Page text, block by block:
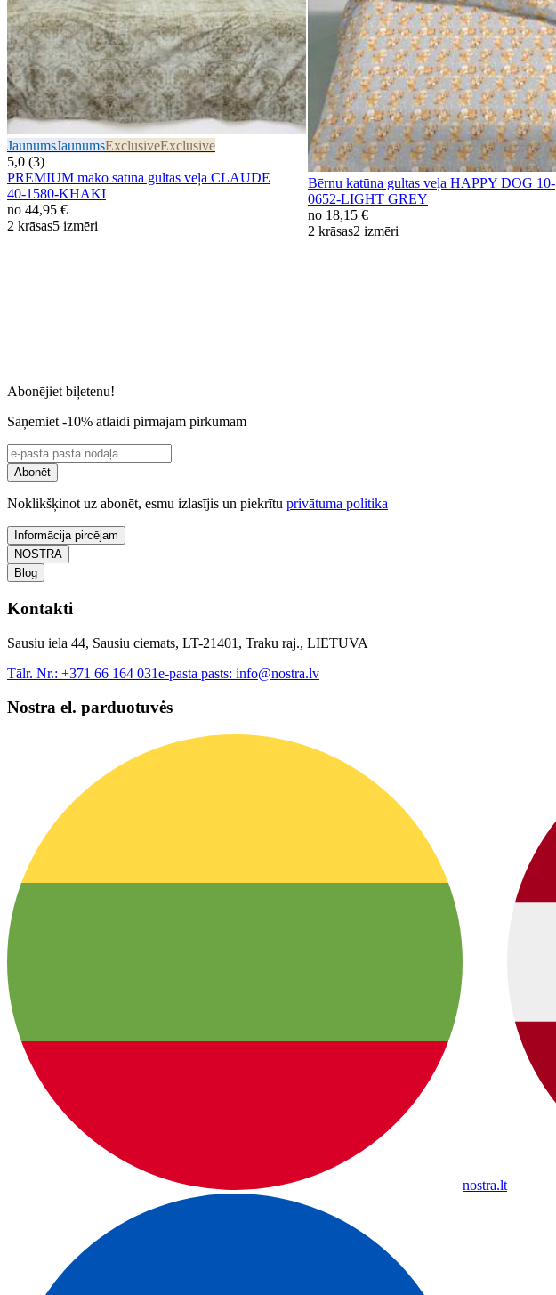
JaunumsJaunumsExclusiveExclusive
5,0 (3)
PREMIUM mako satīna gultas veļa CLAUDE
40-1580-KHAKI
no 44,95 €
2 krāsas5 izmēri
Bērnu katūna gultas veļa HAPPY DOG 10-
0652-LIGHT GREY
no 18,15 €
2 krāsas2 izmēri
Abonējiet biļetenu!
Saņemiet -10% atlaidi pirmajam pirkumam
Abonēt
Noklikšķinot uz abonēt, esmu izlasījis un piekrītu privātuma politika
Informācija pircējam
NOSTRA
Blog
Kontakti
Sausiu iela 44, Sausiu ciemats, LT-21401, Traku raj., LIETUVA
Tālr. Nr.: +371 66 164 031e-pasta pasts: info@nostra.lv
Nostra el. parduotuvės
nostra.lt